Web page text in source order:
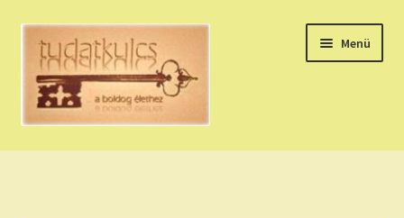
Ugrás
navigációhoz
Kilépés
tartalomba
Menü
HÚZZ EGY KÁRTYÁT!